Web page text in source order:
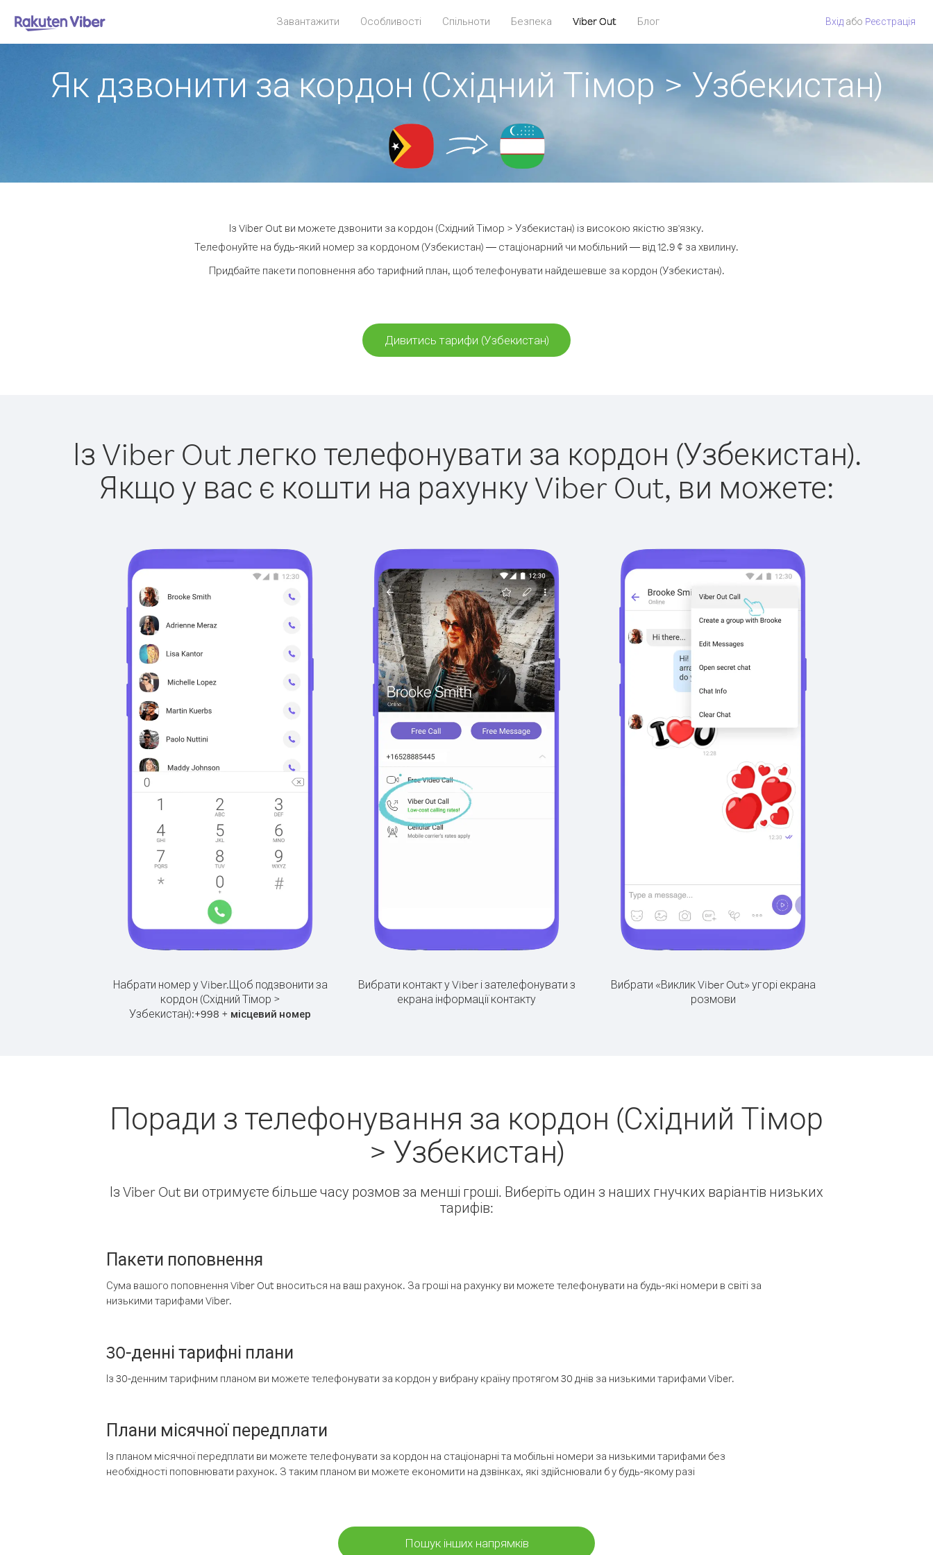
Завантажити Особливості Спільноти Безпека Viber Out Блог Вхід або Pеєстрація
Як дзвонити за кордон (Східний Тімор > Узбекистан)
Із Viber Out ви можете дзвонити за кордон (Східний Тімор > Узбекистан) із високою якістю зв'язку.
Телефонуйте на будь-який номер за кордоном (Узбекистан) — стаціонарний чи мобільний — від 12.9 ¢ за хвилину.
Придбайте пакети поповнення або тарифний план, щоб телефонувати найдешевше за кордон (Узбекистан).
Дивитись тарифи (Узбекистан)
Із Viber Out легко телефонувати за кордон (Узбекистан).
Якщо у вас є кошти на рахунку Viber Out, ви можете:
Набрати номер у Viber.Щоб подзвонити за
кордон (Східний Тімор >
Узбекистан):+998 + місцевий номер
Вибрати контакт у Viber і зателефонувати з
екрана інформації контакту
Вибрати «Виклик Viber Out» угорі екрана
розмови
Поради з телефонування за кордон (Східний Тімор
> Узбекистан)
Із Viber Out ви отримуєте більше часу розмов за менші гроші. Виберіть один з наших гнучких варіантів низьких
тарифів:
Пакети поповнення
Сума вашого поповнення Viber Out вноситься на ваш рахунок. За гроші на рахунку ви можете телефонувати на будь-які номери в світі за
низькими тарифами Viber.
30-денні тарифні плани
Із 30-денним тарифним планом ви можете телефонувати за кордон у вибрану країну протягом 30 днів за низькими тарифами Viber.
Плани місячної передплати
Із планом місячної передплати ви можете телефонувати за кордон на стаціонарні та мобільні номери за низькими тарифами без
необхідності поповнювати рахунок. З таким планом ви можете економити на дзвінках, які здійснювали б у будь-якому разі
Пошук інших напрямків